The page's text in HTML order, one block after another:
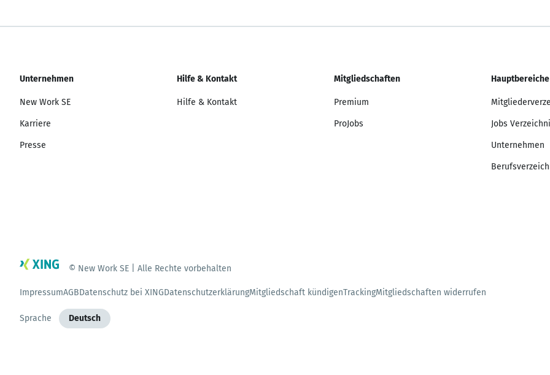
Unternehmen
New Work SE
Karriere
Presse
Hilfe & Kontakt
Hilfe & Kontakt
Mitgliedschaften
Premium
ProJobs
Hauptbereiche
Jobs
Unternehmen
© New Work SE | Alle Rechte vorbehalten
ImpressumAGBDatenschutz bei XINGDatenschutzerklärungMitgliedschaft kündigenTrackingMitgliedschaften widerrufen
Sprache Deutsch